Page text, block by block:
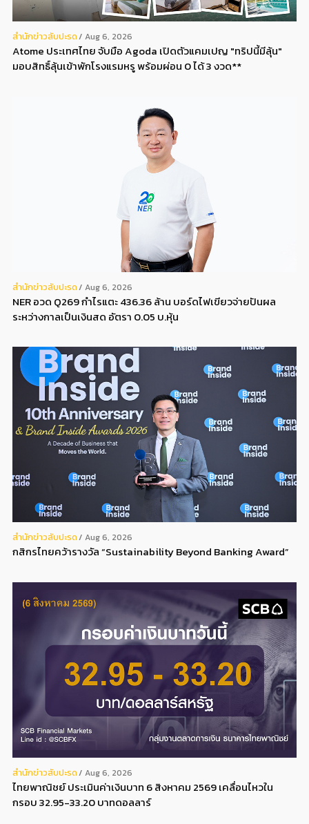
สํานักข่าวสับปะรด Aug 6, 2026
Atome ประเทศไทย จับมือ Agoda เปิดตัวแคมเปญ "ทริปนี้มีลุ้น"
มอบสิทธิ์ลุ้นเข้าพักโรงแรมหรู พร้อมผ่อน 0 ได้ 3 งวด**
สํานักข่าวสับปะรด Aug 6, 2026
NER อวด Q269 กำไรแตะ 436.36 ล้าน บอร์ดไฟเขียวจ่ายปันผล
ระหว่างกาลเป็นเงินสด อัตรา 0.05 บ.หุ้น
สํานักข่าวสับปะรด Aug 6, 2026
กสิกรไทยคว้ารางวัล “Sustainability Beyond Banking Award”
สํานักข่าวสับปะรด Aug 6, 2026
ไทยพาณิชย์ ประเมินค่าเงินบาท 6 สิงหาคม 2569 เคลื่อนไหวใน
กรอบ 32.95-33.20 บาทดอลลาร์